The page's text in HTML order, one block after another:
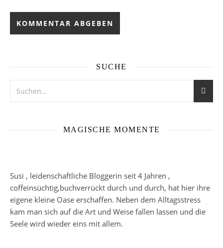
SUCHE
MAGISCHE MOMENTE
Susi , leidenschaftliche Bloggerin seit 4 Jahren ,
coffeinsüchtig,buchverrückt durch und durch, hat hier ihre
eigene kleine Oase erschaffen. Neben dem Alltagsstress
kam man sich auf die Art und Weise fallen lassen und die
Seele wird wieder eins mit allem.